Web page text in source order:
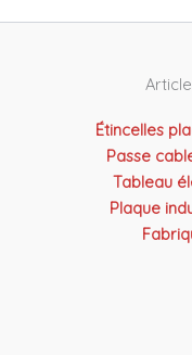
Étincelles
Passe
Tableau
Plaque